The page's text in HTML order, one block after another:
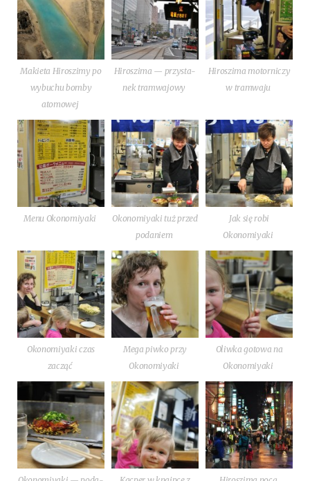
Makie­ta Hiro­szi­my po
wybu­chu bom­by
atomowej
Hiro­szi­ma — przy­sta­
nek tramwajowy
Hiro­szi­ma motor­ni­czy
w tramwaju
Menu Okonomiyaki
Oko­no­miy­aki tuż przed
podaniem
Jak się robi
Okonomiyaki
Oko­no­miy­aki czas
zacząć
Mega piw­ko przy
Okonomiyaki
Oliw­ka goto­wa na
Okonomiyaki